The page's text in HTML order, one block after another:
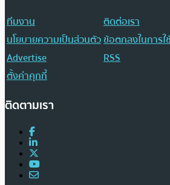
ทีมงาน
ติดต่อเรา
นโยบายความเป็นส่วนตัวข้อตกลงในการใ
Advertise
RSS
ตั้งค่าคุกกี้
ติดตามเรา